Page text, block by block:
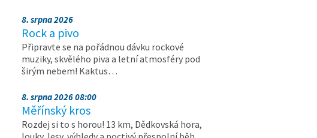
8. srpna 2026
Rock a pivo
Připravte se na pořádnou dávku rockové
muziky, skvělého piva a letní atmosféry pod
širým nebem! Kaktus…
8. srpna 2026 08:00
Měřínský kros
Rozdej si to s horou! 13 km, Dědkovská hora,